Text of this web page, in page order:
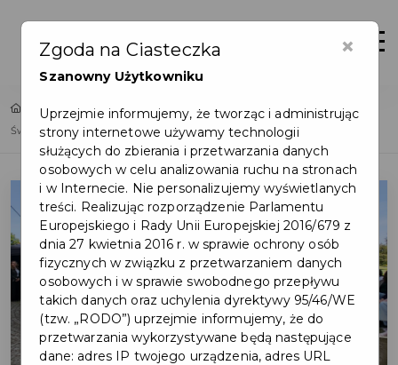
Zaloguj
Home
Lista aktualności
Świętujemy 35-lecie samorządu terytorialnego
×
Zgoda na Ciasteczka
Szanowny Użytkowniku
Uprzejmie informujemy, że tworząc i administrując
strony internetowe używamy technologii
służących do zbierania i przetwarzania danych
osobowych w celu analizowania ruchu na stronach
i w Internecie. Nie personalizujemy wyświetlanych
treści. Realizując rozporządzenie Parlamentu
Europejskiego i Rady Unii Europejskiej 2016/679 z
dnia 27 kwietnia 2016 r. w sprawie ochrony osób
fizycznych w związku z przetwarzaniem danych
osobowych i w sprawie swobodnego przepływu
takich danych oraz uchylenia dyrektywy 95/46/WE
(tzw. „RODO”) uprzejmie informujemy, że do
przetwarzania wykorzystywane będą następujące
dane: adres IP twojego urządzenia, adres URL